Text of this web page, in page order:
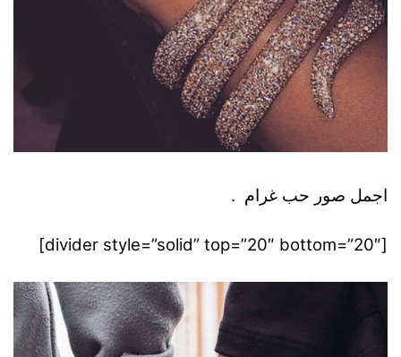
اجمل صور حب غرام .
[divider style=”solid” top=”20″ bottom=”20″]